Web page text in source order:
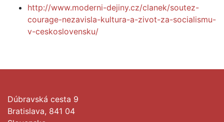
http://www.moderni-dejiny.cz/clanek/soutez-
courage-nezavisla-kultura-a-zivot-za-socialismu-
v-ceskoslovensku/
Dúbravská cesta 9
Bratislava, 841 04